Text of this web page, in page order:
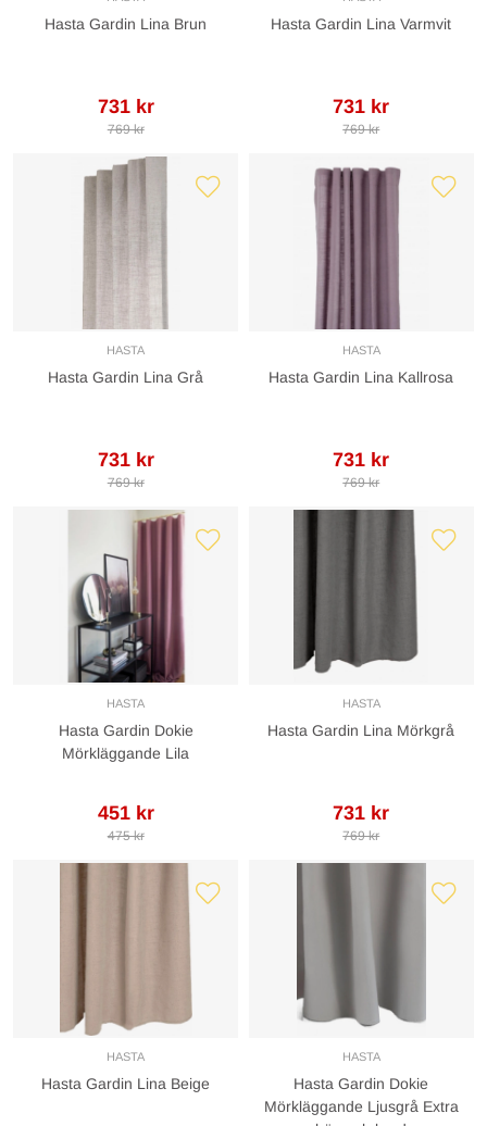
Hasta Gardin Lina Brun
731 kr
769 kr
Hasta Gardin Lina Varmvit
731 kr
769 kr
HASTA
Hasta Gardin Lina Grå
731 kr
769 kr
HASTA
Hasta Gardin Lina Kallrosa
731 kr
769 kr
HASTA
Hasta Gardin Dokie
Mörkläggande Lila
451 kr
475 kr
HASTA
Hasta Gardin Lina Mörkgrå
731 kr
769 kr
HASTA
Hasta Gardin Lina Beige
HASTA
Hasta Gardin Dokie
Mörkläggande Ljusgrå Extra